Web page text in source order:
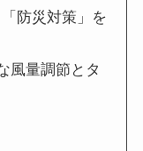
防災対策」を
風量調節とタ